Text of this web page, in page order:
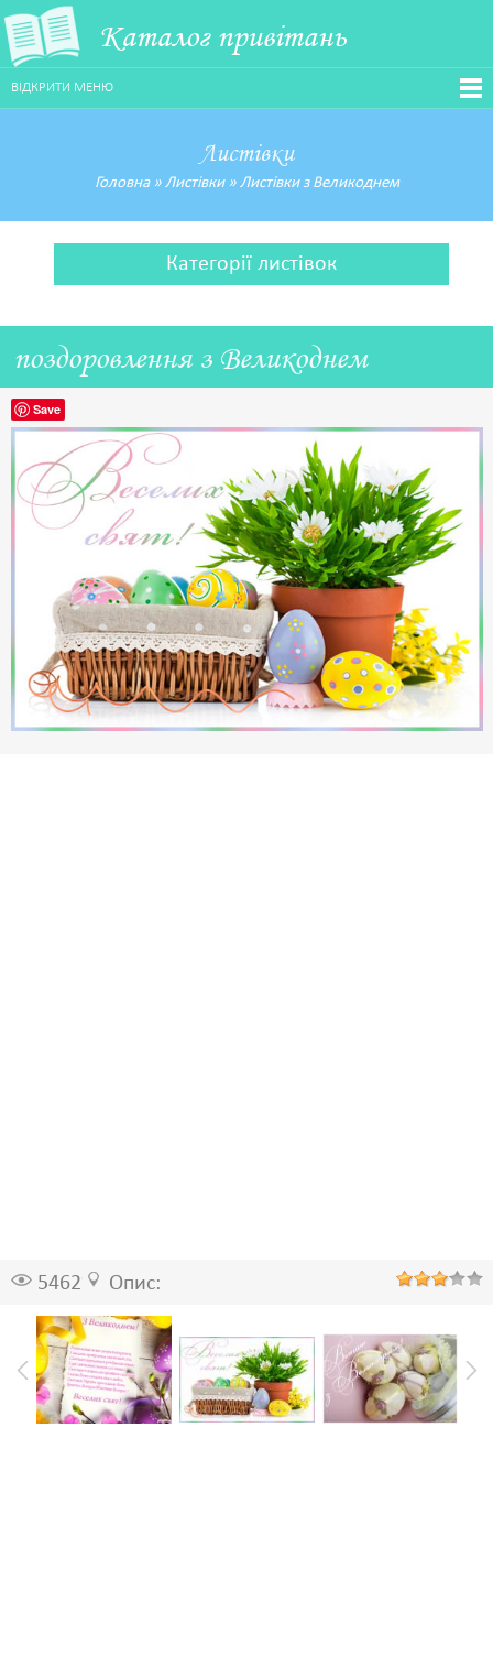
Каталог привітань
ВІДКРИТИ МЕНЮ
Листівки
Головна» Листівки» Листівки з Великоднем
Категорії листівок
поздоровлення з Великоднем
Save
5462 Опис: